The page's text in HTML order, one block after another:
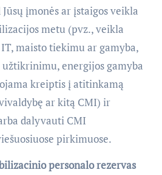
įmonės ar įstaigos veikla
metu (pvz., veikla
maisto tiekimu ar gamyba,
energijos gamyba
kreiptis į atitinkamą
ar kitą CMI) ir
dalyvauti CMI
pirkimuose.
personalo rezervas